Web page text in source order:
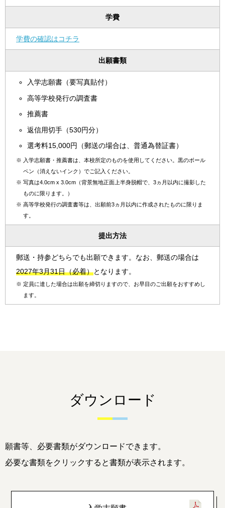
学費
学費の確認はコチラ
出願書類
入学志願書（要写真貼付）
高等学校発行の調査書
推薦書
返信用切手（530円分）
選考料15,000円（郵送の場合は、普通為替証書）
※ 入学志願書・推薦書は、本校所定のものを使用してください。黒のボール
ペン（消えないインク）でご記入ください。
※ 写真は4.0cm x 3.0cm（背景無地正面上半身脱帽で、3ヵ月以内に撮影した
ものに限ります。）
※ 高等学校発行の調査書等は、出願前3ヵ月以内に作成されたものに限りま
す。
提出方法
郵送・持参どちらでも出願できます。なお、郵送の場合は
2027年3月31日（必着）となります。
※ 定員に達した場合は出願を締切りますので、お早目のご出願をおすすめし
ます。
ダウンロード
願書等、必要書類がダウンロードできます。
必要な書類をクリックすると書類が表示されます。